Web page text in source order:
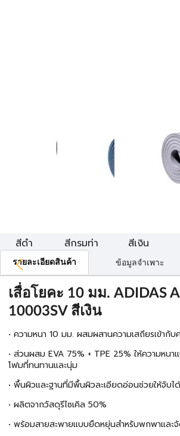
สีดำ สีกรมท่า สีเงิน
รายละเอียดสินค้า ข้อมูลจำเพาะ
เสื่อโยคะ 10 มม. ADIDAS
10003SV สีเงิน
• ความหนา 10 มม. ผสมผสานความเสถียรเข้ากับ
• ส่วนผสม EVA 75% + TPE 25% ให้ความหน
โฟมที่ทนทานและนุ่ม
• พื้นผิวและฐานที่มีพื้นผิวละเอียดอ่อนช่วยให้จับ
• ผลิตจากวัสดุรีไซเคิล 50%
• พร้อมสายสะพายแบบยืดหยุ่นสำหรับพกพาและ